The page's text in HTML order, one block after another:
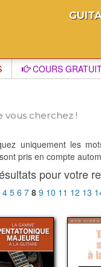
COURS
cherchez !
uniquement les
pris en compte
pour votre
4 5 6 7 8 9 10 11 12 13